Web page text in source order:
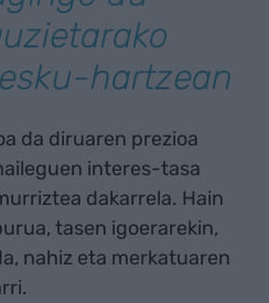
hartzean
da diruaren prezioa
interes-tasa
dakarrela. Hain
tasen igoerarekin,
nahiz eta merkatuaren